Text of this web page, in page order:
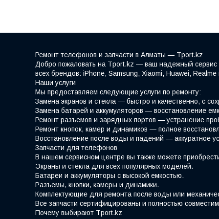
Ремонт телефонов и запчасти в Алматы — Tport.kz
Добро пожаловать на Tport.kz — ваш надежный сервис
всех брендов: iPhone, Samsung, Xiaomi, Huawei,
Наши услуги
Мы предоставляем следующие услуги по ремонту:
Замена экранов и стекла — быстро и качественно, с
Замена батарей и аккумуляторов — восстановление
Ремонт разъемов и зарядных портов — устранение
Ремонт кнопок, камер и динамиков — полное
Восстановление после воды и падений — аккуратное
Запчасти для телефонов
В нашем сервисном центре вы также можете
Экраны и стекла для всех популярных моделей.
Батареи и аккумуляторы с высокой емкостью.
Разъемы, кнопки, камеры и динамики.
Комплектующие для ремонта после воды или
Все запчасти сертифицированы и полностью
Почему выбирают Tport.kz